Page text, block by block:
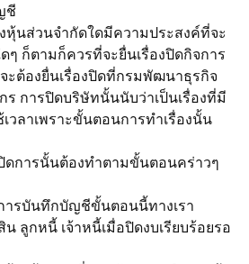
ชี
หุ้นส่วนจำกัดใดมีความประสงค์ที่จะ
ๆ ก็ตามก็ควรที่จะยื่นเรื่องปิดกิจการ
ะต้องยื่นเรื่องปิดที่กรมพัฒนาธุรกิจ
การปิดบริษัทนั้นนับว่าเป็นเรื่องที่มี
วลาเพราะขั้นตอนการทำเรื่องนั้น
ดการนั้นต้องทำตามขั้นตอนคร่าวๆ
ารบันทึกบัญชีขั้นตอนนี้ทางเรา
ลูกหนี้ เจ้าหนี้เมื่อปิดงบเรียบร้อยรอ